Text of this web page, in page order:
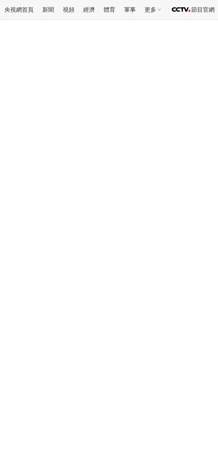
央視網首頁 新聞 視頻 經濟 體育 軍事 更多 節目官網